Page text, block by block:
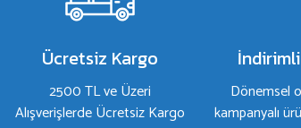
Ürün fiyatı diğer sitelerden daha pahalı.
Bu ürüne benzer farklı alternatifler olmalı.
Ücretsiz Kargo
2500 TL ve Üzeri
Alışverişlerde Ücretsiz Kargo
Dönemsel
kampanyalı